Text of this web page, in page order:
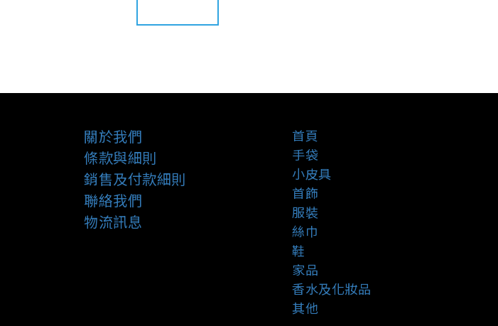
關於我們
條款與細則
銷售及付款細則
聯絡我們
物流訊息
首頁
手袋
小皮具
首飾
服裝
絲巾
鞋
家品
香水及化妝品
其他